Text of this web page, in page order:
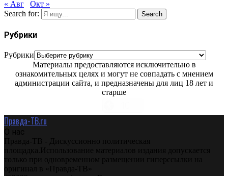
« Авг
Окт »
Search for:
Search
Рубрики
Рубрики
Материалы предоставляются исключительно в
ознакомительных целях и могут не совпадать с мнением
администрации сайта, и предназначены для лиц 18 лет и
старше
Правда-ТВ.ru
О нас
Правда-ТВ - Дискуссионно политическая
площадка.Использование материалов издания допускается
только при одновременном размещении гиперссылки на
оригинал в «Правда-ТВ»